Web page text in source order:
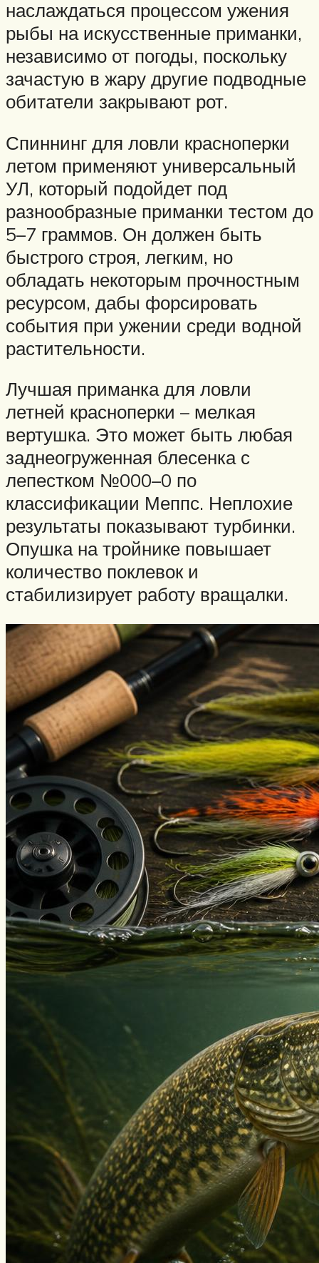
наслаждаться процессом ужения
рыбы на искусственные приманки,
независимо от погоды, поскольку
зачастую в жару другие подводные
обитатели закрывают рот.
Спиннинг для ловли красноперки
летом применяют универсальный
УЛ, который подойдет под
разнообразные приманки тестом до
5–7 граммов. Он должен быть
быстрого строя, легким, но
обладать некоторым прочностным
ресурсом, дабы форсировать
события при ужении среди водной
растительности.
Лучшая приманка для ловли
летней красноперки – мелкая
вертушка. Это может быть любая
заднеогруженная блесенка с
лепестком №000–0 по
классификации Меппс. Неплохие
результаты показывают турбинки.
Опушка на тройнике повышает
количество поклевок и
стабилизирует работу вращалки.